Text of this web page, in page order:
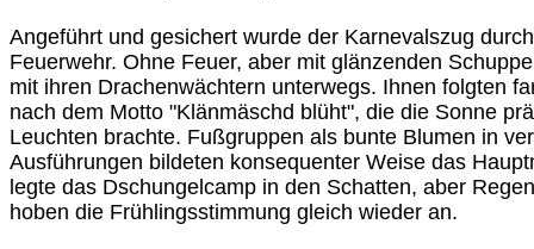
Angeführt und gesichert wurde der Karnevalszug
Feuerwehr. Ohne Feuer, aber mit glänzenden
mit ihren Drachenwächtern unterwegs. Ihnen folgten
nach dem Motto "Klänmäschd blüht", die die Sonne
Leuchten brachte. Fußgruppen als bunte Blumen in
Ausführungen bildeten konsequenter Weise das
legte das Dschungelcamp in den Schatten, aber
hoben die Frühlingsstimmung gleich wieder an.